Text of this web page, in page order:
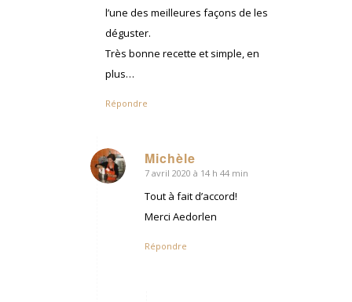
l’une des meilleures façons de les
déguster.
Très bonne recette et simple, en
plus…
Répondre
Michèle
dit
7 avril 2020 à 14 h 44 min
Tout à fait d’accord!
Merci Aedorlen
Répondre